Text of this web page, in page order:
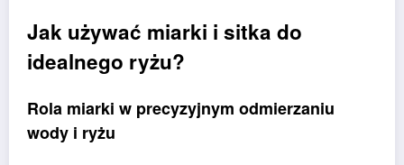
Jak używać miarki i sitka do
idealnego ryżu?
Rola miarki w precyzyjnym odmierzaniu
wody i ryżu